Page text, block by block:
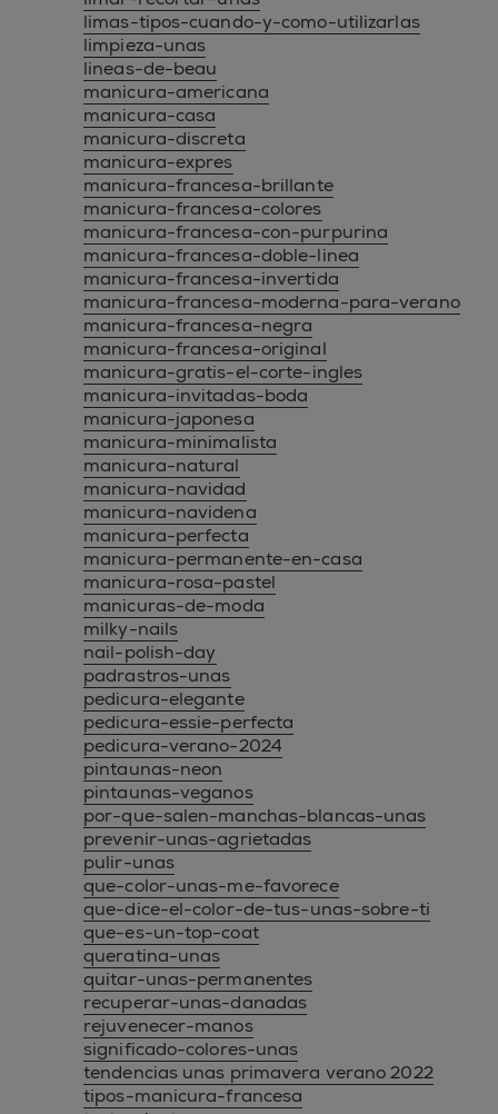
limas-tipos-cuando-y-como-utilizarlas
limpieza-unas
lineas-de-beau
manicura-americana
manicura-casa
manicura-discreta
manicura-expres
manicura-francesa-brillante
manicura-francesa-colores
manicura-francesa-con-purpurina
manicura-francesa-doble-linea
manicura-francesa-invertida
manicura-francesa-moderna-para-verano
manicura-francesa-negra
manicura-francesa-original
manicura-gratis-el-corte-ingles
manicura-invitadas-boda
manicura-japonesa
manicura-minimalista
manicura-natural
manicura-navidad
manicura-navidena
manicura-perfecta
manicura-permanente-en-casa
manicura-rosa-pastel
manicuras-de-moda
milky-nails
nail-polish-day
padrastros-unas
pedicura-elegante
pedicura-essie-perfecta
pedicura-verano-2024
pintaunas-neon
pintaunas-veganos
por-que-salen-manchas-blancas-unas
prevenir-unas-agrietadas
pulir-unas
que-color-unas-me-favorece
que-dice-el-color-de-tus-unas-sobre-ti
que-es-un-top-coat
queratina-unas
quitar-unas-permanentes
recuperar-unas-danadas
rejuvenecer-manos
significado-colores-unas
tendencias unas primavera verano 2022
tipos-manicura-francesa